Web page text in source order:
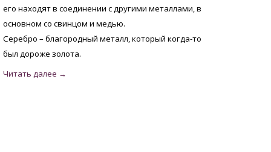
его находят в соединении с другими металлами, в
основном со свинцом и медью.
Серебро – благородный металл, который когда-то
был дороже золота.